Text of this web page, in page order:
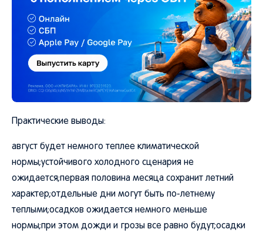
Практические выводы:
август будет немного теплее климатической
нормы;устойчивого холодного сценария не
ожидается;первая половина месяца сохранит летний
характер;отдельные дни могут быть по-летнему
теплыми;осадков ожидается немного меньше
нормы;при этом дожди и грозы все равно будут;осадки